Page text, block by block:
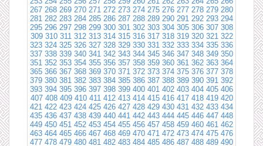
267 268 269 270 271 272 273 274 275 276 277 278 279 280
281 282 283 284 285 286 287 288 289 290 291 292 293 294
295 296 297 298 299 300 301 302 303 304 305 306 307 308
309 310 311 312 313 314 315 316 317 318 319 320 321 322
323 324 325 326 327 328 329 330 331 332 333 334 335 336
337 338 339 340 341 342 343 344 345 346 347 348 349 350
351 352 353 354 355 356 357 358 359 360 361 362 363 364
365 366 367 368 369 370 371 372 373 374 375 376 377 378
379 380 381 382 383 384 385 386 387 388 389 390 391 392
393 394 395 396 397 398 399 400 401 402 403 404 405 406
407 408 409 410 411 412 413 414 415 416 417 418 419 420
421 422 423 424 425 426 427 428 429 430 431 432 433 434
435 436 437 438 439 440 441 442 443 444 445 446 447 448
449 450 451 452 453 454 455 456 457 458 459 460 461 462
463 464 465 466 467 468 469 470 471 472 473 474 475 476
477 478 479 480 481 482 483 484 485 486 487 488 489 490